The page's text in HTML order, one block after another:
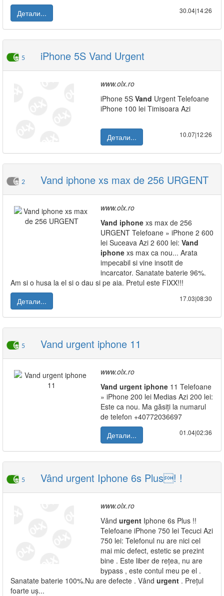
Детали...
30.04|14:26
5 iPhone 5S Vand Urgent
www.olx.ro
iPhone 5S Vand Urgent Telefoane
iPhone 100 lei Timisoara Azi
Детали... 10.07|12:26
2 Vand iphone xs max de 256 URGENT
www.olx.ro
Vand iphone xs max de 256
URGENT Telefoane » iPhone 2 600
lei Suceava Azi 2 600 lei: Vand
iphone xs max ca nou... Arata
impecabil si vine insotit de
incarcator. Sanatate baterie 96%.
Am si o husa la el si o dau si pe aia. Pretul este FIXX!!!
Детали...
17.03|08:30
5 Vand urgent iphone 11
www.olx.ro
Vand urgent iphone 11 Telefoane
» iPhone 200 lei Medias Azi 200 lei:
Este ca nou. Ma găsiți la numarul
de telefon +40772036697
Детали...
01.04|02:36
5 Vând urgent Iphone 6s Plus! !
www.olx.ro
Vând urgent Iphone 6s Plus !!
Telefoane iPhone 750 lei Tecuci Azi
750 lei: Telefonul nu are nici cel
mai mic defect, estetic se prezint
bine . Este liber de rețea, nu are
bypass , este contul meu pe el .
Sanatate baterie 100%.Nu are defecte . Vând urgent . Prețul
foarte uș...